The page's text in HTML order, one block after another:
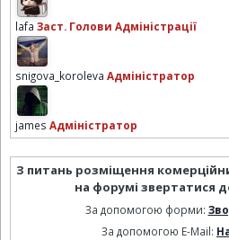
lafa Заст. Голови Адміністрації
snigova_koroleva Адміністратор
james Адміністратор
З питань розміщення
на форумі звертатися
За допомогою форми:
За допомогою E-Mail: